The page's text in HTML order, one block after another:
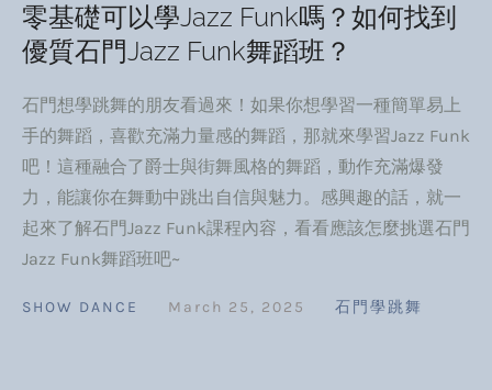
零基礎可以學Jazz Funk嗎？如何找到
優質石門Jazz Funk舞蹈班？
石門想學跳舞的朋友看過來！如果你想學習一種簡單易上
手的舞蹈，喜歡充滿力量感的舞蹈，那就來學習Jazz Funk
吧！這種融合了爵士與街舞風格的舞蹈，動作充滿爆發
力，能讓你在舞動中跳出自信與魅力。感興趣的話，就一
起來了解石門Jazz Funk課程內容，看看應該怎麼挑選石門
Jazz Funk舞蹈班吧~
SHOW DANCE March 25, 2025 石門學跳舞